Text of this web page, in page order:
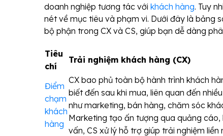
doanh nghiệp tương tác với khách hàng. Tuy
nét về mục tiêu và phạm vi. Dưới đây là bảng
bộ phận trong CX và CS, giúp bạn dễ dàng
Tiêu
chí
Trải nghiệm khách hàng (CX)
Điểm
chạm
khách
hàng
CX bao phủ toàn bộ hành trình khách
biết đến sau khi mua, liên quan đến
như marketing, bán hàng, chăm sóc
Marketing tạo ấn tượng qua quảng cáo,
vấn, CS xử lý hỗ trợ giúp trải nghiệm liền